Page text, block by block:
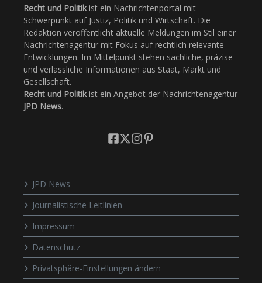
Recht und Politikist ein Nachrichtenportal mit
Schwerpunkt auf Justiz, Politik und Wirtschaft. Die
Redaktion veröffentlicht aktuelle Meldungen im Stil einer
Nachrichtenagentur mit Fokus auf rechtlich relevante
Entwicklungen. Im Mittelpunkt stehen sachliche, präzise
und verlässliche Informationen aus Staat, Markt und
Gesellschaft.
Recht und Politikist ein Angebot der Nachrichtenagentur
JPD News.
JPD News
Journalistische Leitlinien
Impressum
Datenschutz
Privatsphäre-Einstellungen ändern